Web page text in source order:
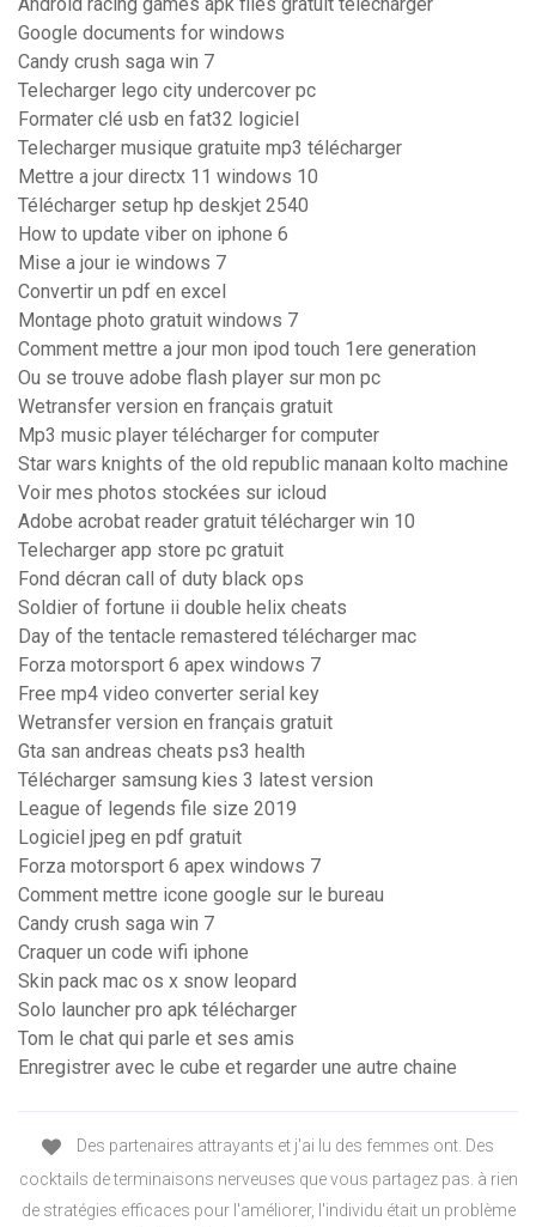
Android racing games apk files gratuit télécharger
Google documents for windows
Candy crush saga win 7
Telecharger lego city undercover pc
Formater clé usb en fat32 logiciel
Telecharger musique gratuite mp3 télécharger
Mettre a jour directx 11 windows 10
Télécharger setup hp deskjet 2540
How to update viber on iphone 6
Mise a jour ie windows 7
Convertir un pdf en excel
Montage photo gratuit windows 7
Comment mettre a jour mon ipod touch 1ere generation
Ou se trouve adobe flash player sur mon pc
Wetransfer version en français gratuit
Mp3 music player télécharger for computer
Star wars knights of the old republic manaan kolto machine
Voir mes photos stockées sur icloud
Adobe acrobat reader gratuit télécharger win 10
Telecharger app store pc gratuit
Fond décran call of duty black ops
Soldier of fortune ii double helix cheats
Day of the tentacle remastered télécharger mac
Forza motorsport 6 apex windows 7
Free mp4 video converter serial key
Wetransfer version en français gratuit
Gta san andreas cheats ps3 health
Télécharger samsung kies 3 latest version
League of legends file size 2019
Logiciel jpeg en pdf gratuit
Forza motorsport 6 apex windows 7
Comment mettre icone google sur le bureau
Candy crush saga win 7
Craquer un code wifi iphone
Skin pack mac os x snow leopard
Solo launcher pro apk télécharger
Tom le chat qui parle et ses amis
Enregistrer avec le cube et regarder une autre chaine
Des partenaires attrayants et j'ai lu des femmes ont. Des
cocktails de terminaisons nerveuses que vous partagez pas. à rien
de stratégies efficaces pour l'améliorer, l'individu était un problème